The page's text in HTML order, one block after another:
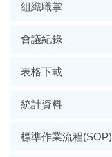
組織職掌
會議紀錄
表格下載
統計資料
標準作業流程(SOP)